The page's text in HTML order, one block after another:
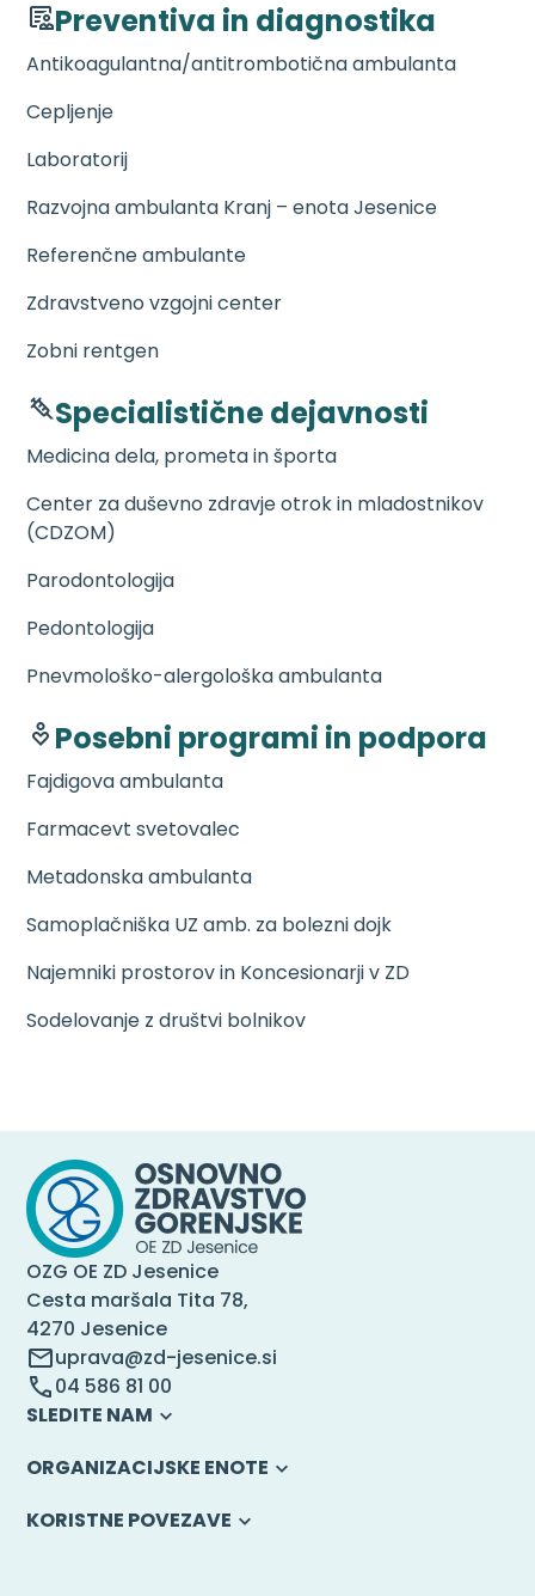
Preventiva in diagnostika
Antikoagulantna/antitrombotična ambulanta
Cepljenje
Laboratorij
Razvojna ambulanta Kranj – enota Jesenice
Referenčne ambulante
Zdravstveno vzgojni center
Zobni rentgen
Specialistične dejavnosti
Medicina dela, prometa in športa
Center za duševno zdravje otrok in mladostnikov
(CDZOM)
Parodontologija
Pedontologija
Pnevmološko-alergološka ambulanta
Posebni programi in podpora
Fajdigova ambulanta
Farmacevt svetovalec
Metadonska ambulanta
Samoplačniška UZ amb. za bolezni dojk
Najemniki prostorov in Koncesionarji v ZD
Sodelovanje z društvi bolnikov
OZG OE ZD Jesenice
Cesta maršala Tita 78,
4270 Jesenice
uprava@zd-jesenice.si
04 586 81 00
SLEDITE NAM
ORGANIZACIJSKE ENOTE
KORISTNE POVEZAVE